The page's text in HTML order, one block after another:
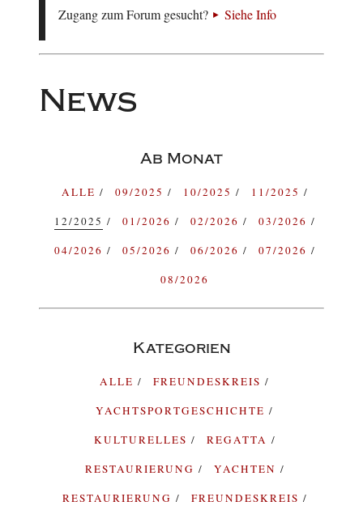
Zugang zum Forum gesucht?
Siehe Info
News
Ab Monat
ALLE 09/2025 10/2025
11/2025
12/2025
01/2026 02/2026
03/2026
04/2026
05/2026 06/2026
07/2026
08/2026
Kategorien
ALLE
FREUNDESKREIS
YACHTSPORTGESCHICHTE
KULTURELLES
REGATTA
RESTAURIERUNG
YACHTEN
RESTAURIERUNG
FREUNDESKREIS